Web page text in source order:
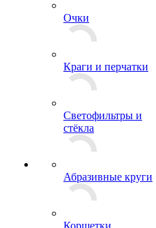
Очки
Краги и перчатки
Светофильтры и
стёкла
Абразивные круги
Корщетки